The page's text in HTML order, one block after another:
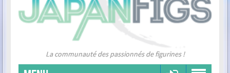
La communauté des passionnés de figurines !